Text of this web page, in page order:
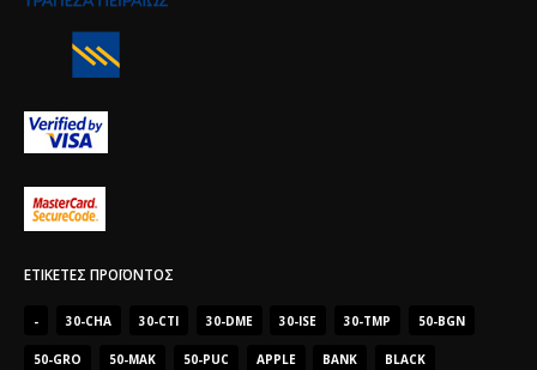
ΕΤΙΚΈΤΕΣ ΠΡΟΪΌΝΤΟΣ
- 30-CHA 30-CTI 30-DME 30-ISE 30-TMP 50-BGN
50-GRO 50-MAK 50-PUC APPLE BANK BLACK